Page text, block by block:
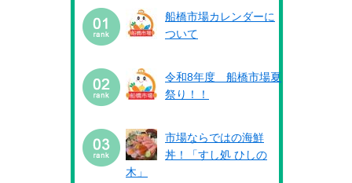
船橋市場カレンダーに
ついて
令和8年度 船橋市場夏
祭り！！
市場ならではの海鮮
丼！「すし処 ひしの
木」